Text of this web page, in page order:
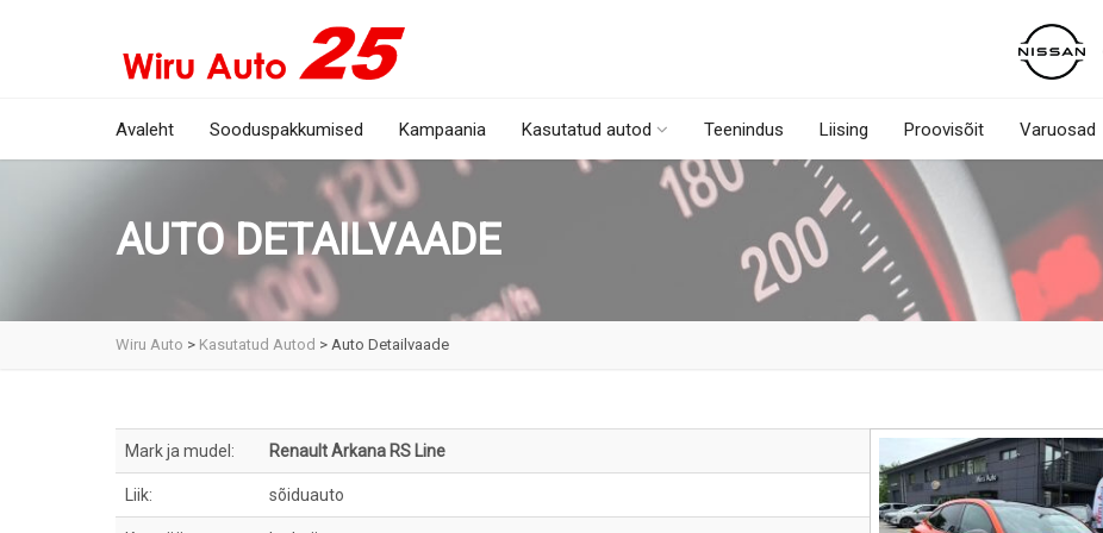
Avaleht Sooduspakkumised Kampaania Kasutatud autod Teenindus Liising Proovisõit Varuosad
AUTO DETAILVAADE
Wiru Auto > Kasutatud Autod > Auto Detailvaade
Mark ja mudel: Renault Arkana RS Line
Liik: sõiduauto